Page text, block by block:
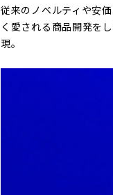
従来のノベルティや安
く愛される商品開発を
現。